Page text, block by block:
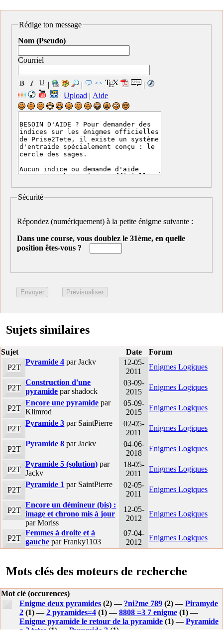
Rédige ton message
Nom (Pseudo)
Courriel
| |
|
| Upload | Aide
Sécurité
Répondez (numériquement) à la petite énigme suivante :
Dans une course, vous doublez le 31ème, en quelle
position êtes-vous ?
Sujets similaires
Sujet Date
Forum
P2T
Pyramide 4 par Jackv
12-05-
2011
Enigmes Logiques
P2T
Construction d'une
pyramide par shadock
03-09-
2015
Enigmes Logiques
P2T
Encore une pyramide par
Klimrod
05-09-
2015
Enigmes Logiques
P2T
Pyramide 3 par SaintPierre
02-05-
2011
Enigmes Logiques
P2T
Pyramide 8 par Jackv
04-06-
2018
Enigmes Logiques
P2T
Pyramide 5 (solution) par
Jackv
18-05-
2011
Enigmes Logiques
P2T
Pyramide 1 par SaintPierre
02-05-
2011
Enigmes Logiques
P2T
Encore un démineur (bis) :
image et chrono mis à jour
par Moriss
12-05-
2012
Enigmes Logiques
P2T
Femmes à droite et à
gauche par Franky1103
07-04-
2012
Enigmes Logiques
Mots clés des moteurs de recherche
Mot clé (occurences)
Enigme deux pyramides(2) — ?ni?me 789(2) —Piramyde
2(1) —2 pyramides=4(1) —8808 =3 7 enigme(1) —
Enigme pyramide le retour de la pyramide(1) —Pyramide
a 2 tetes(1) — Pyramide 2(1) —